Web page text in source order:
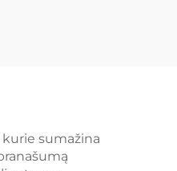
sumažina